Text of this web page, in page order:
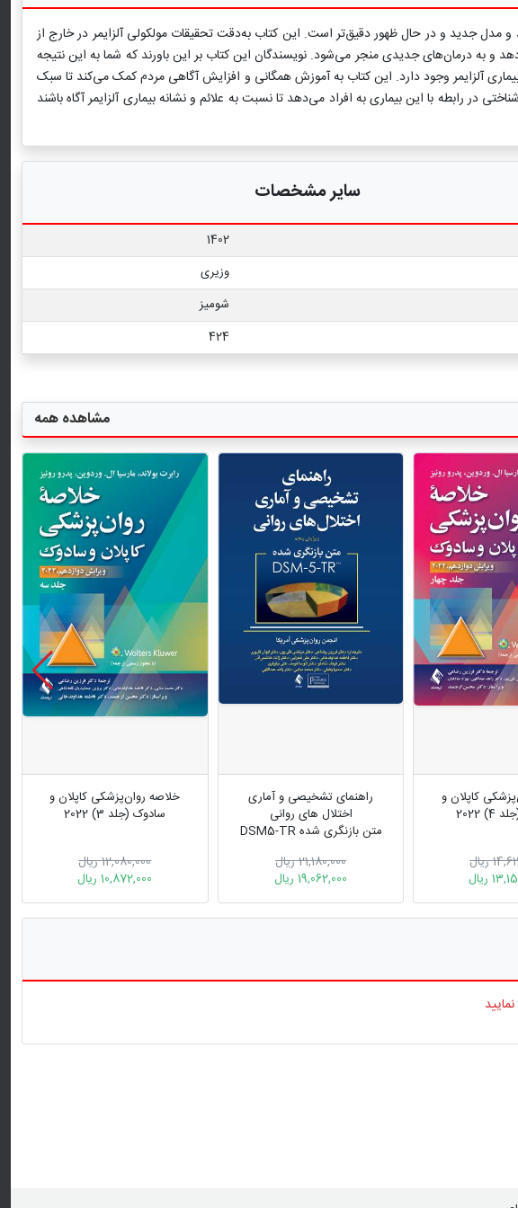
جدید و در حال ظهور دقیق‌تر است. این کتاب به‌دقت تحقیقات مولکولی آلزایمر در خارج از
و به درمان‌های جدیدی منجر می‌شود. نویسندگان این کتاب بر این باورند که شما به این نتیجه
آلزایمر وجود دارد. این کتاب به آموزش همگانی و افزایش آگاهی مردم کمک می‌کند تا سبک
در رابطه با این بیماری به افراد می‌دهد تا نسبت به علائم و نشانه بیماری آلزایمر آگاه باشند
سایر مشخصات
1402
وزیری
شومیز
424
مشاهده همه
کاپلان و
2022
ریال
ریال
راهنمای تشخیصی و آماری
اختلال های روانی
متن بازنگری شده DSM5-TR
21,180,000 ریال
19,062,000 ریال
خلاصه روان‌پزشکی کاپلان و
سادوک (جلد 3) 2022
12,080,000 ریال
10,872,000 ریال